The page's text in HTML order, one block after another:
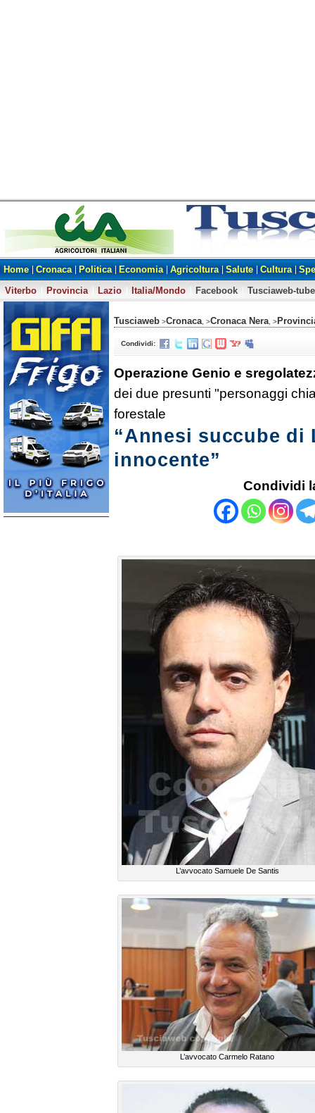
Home Cronaca Politica Economia Agricoltura Salute Cultura
Viterbo
Provincia Lazio Italia/Mondo Facebook Tusciaweb-tube
Tusciaweb >Cronaca , >Cronaca Nera , >
Condividi:
Operazione Genio e
dei due presunti "personaggi
forestale
“Annesi succube di
innocente”
Condividi
L’avvocato Samuele De Santis
L’avvocato Carmelo Ratano